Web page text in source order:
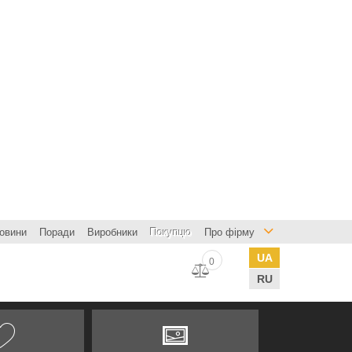
Поради Виробники Покупцю Про фірму
UA
RU
0